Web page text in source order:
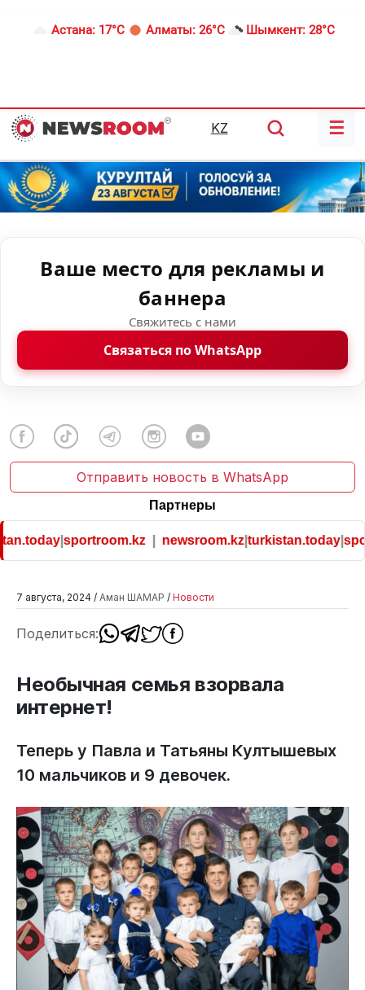
Астана: 17°C Алматы: 26°C Шымкент: 28°C
KZ ☰
Ваше место для рекламы и
баннера
Свяжитесь с нами
Связаться по WhatsApp
Отправить новость в WhatsApp
Партнеры
|sportroom.kz| newsroom.kz|turkistan.today|
7 августа, 2024 / Аман ШАМАР / Новости
Поделиться:
Необычная семья взорвала
интернет!
Теперь у Павла и Татьяны Култышевых
10 мальчиков и 9 девочек.